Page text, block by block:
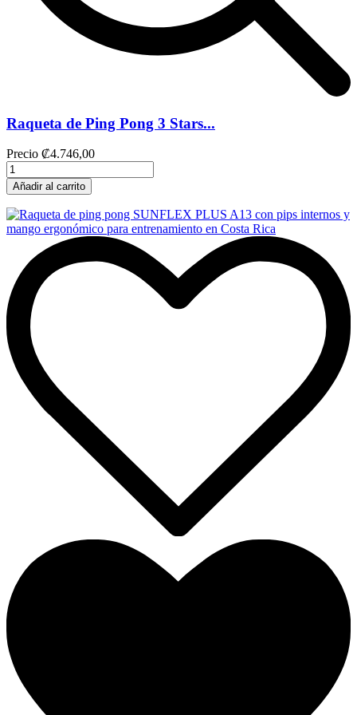
Raqueta de Ping Pong 3 Stars...
Precio ₡4.746,00
Añadir al carrito